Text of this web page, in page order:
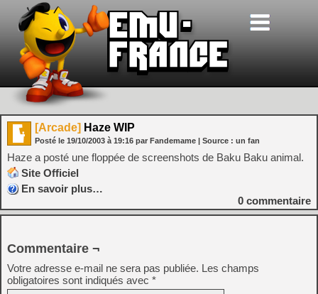
[Arcade] Haze WIP
Posté le 19/10/2003 à 19:16 par Fandemame | Source : un fan
Haze a posté une floppée de screenshots de Baku Baku animal.
Site Officiel
En savoir plus…
0 commentaire
Commentaire ¬
Votre adresse e-mail ne sera pas publiée. Les champs
obligatoires sont indiqués avec *